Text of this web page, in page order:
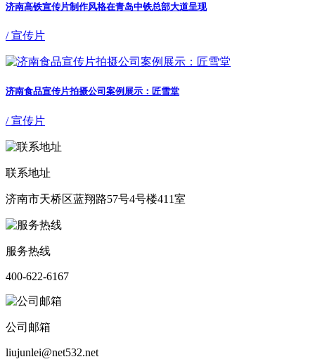
济南高铁宣传片制作风格在青岛中铁总部大道呈现
/ 宣传片
济南食品宣传片拍摄公司案例展示：匠雪堂
/ 宣传片
联系地址
济南市天桥区蓝翔路57号4号楼411室
服务热线
400-622-6167
公司邮箱
liujunlei@net532.net